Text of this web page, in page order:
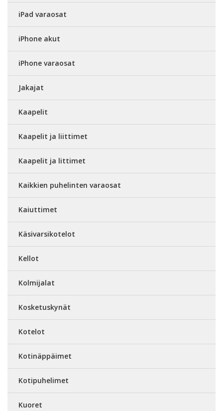
iPad varaosat
iPhone akut
iPhone varaosat
Jakajat
Kaapelit
Kaapelit ja liittimet
Kaapelit ja littimet
Kaikkien puhelinten varaosat
Kaiuttimet
Käsivarsikotelot
Kellot
Kolmijalat
Kosketuskynät
Kotelot
Kotinäppäimet
Kotipuhelimet
Kuoret